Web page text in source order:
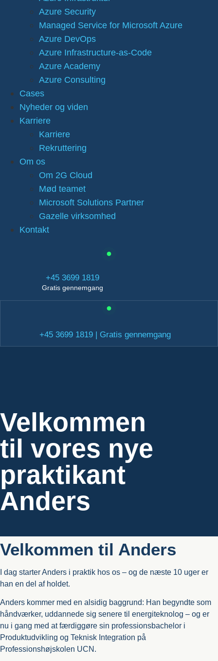
Azure Security
Managed Service for Microsoft Azure
Azure DevOps
Azure Infrastructure-as-Code
Azure Academy
Azure Consulting
Cases
Nyheder og viden
Karriere
Karriere
Rekruttering
Om os
Om 2G Cloud
Mød teamet
Microsoft Solutions Partner
Gazelle virksomhed
Kontakt
+45 3699 1819
Gratis gennemgang
+45 3699 1819 | Gratis gennemgang
Velkommen
til vores nye
praktikant
Anders
Velkommen til Anders
I dag starter Anders i praktik hos os – og de næste 10 uger er
han en del af holdet.
Anders kommer med en alsidig baggrund: Han begyndte som
håndværker, uddannede sig senere til energiteknolog – og er
nu i gang med at færdiggøre sin professionsbachelor i
Produktudvikling og Teknisk Integration på
Professionshøjskolen UCN.